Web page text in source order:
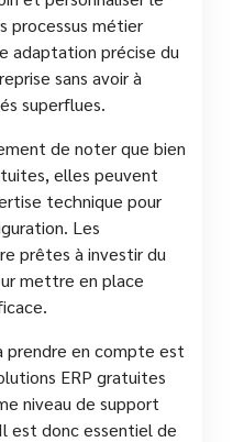
processus métier
adaptation précise du
sans avoir à
superflues.
de noter que bien
elles peuvent
technique pour
Les
prêtes à investir du
mettre en place
prendre en compte est
ERP gratuites
niveau de support
est donc essentiel de